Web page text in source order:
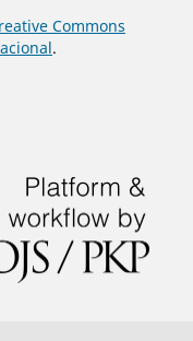
Commons
.